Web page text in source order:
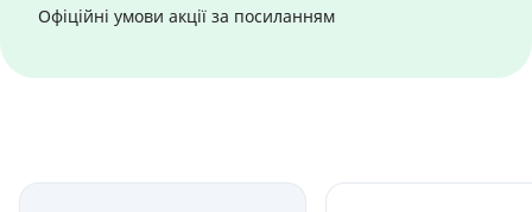
Офіційні умови акції за посиланням